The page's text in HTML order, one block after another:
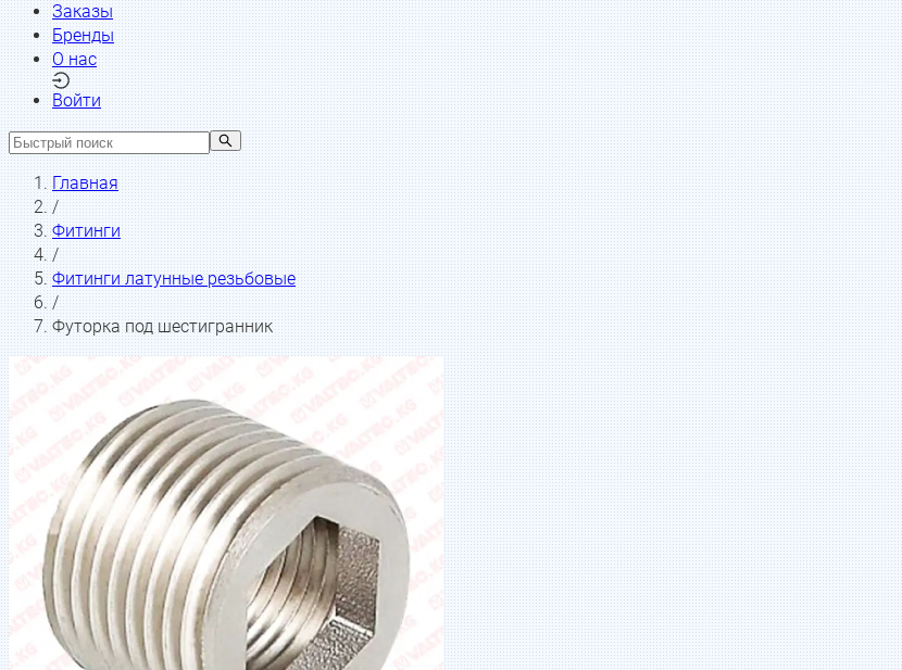
Заказы
Бренды
О нас
Войти
Главная
/
Фитинги
/
Фитинги латунные резьбовые
/
Футорка под шестигранник